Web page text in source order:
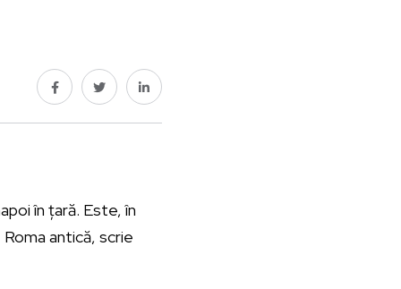
în țară. Este, în
antică, scrie